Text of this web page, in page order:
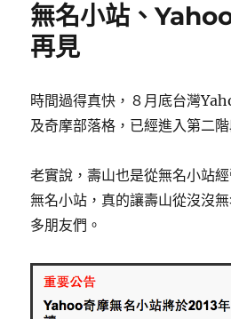
無名小站、
再見
時間過得真快，８月底台灣
及奇摩部落格，已經進入第二階
老實說，壽山也是從無名小站
無名小站，真的讓壽山從沒沒
多朋友們。